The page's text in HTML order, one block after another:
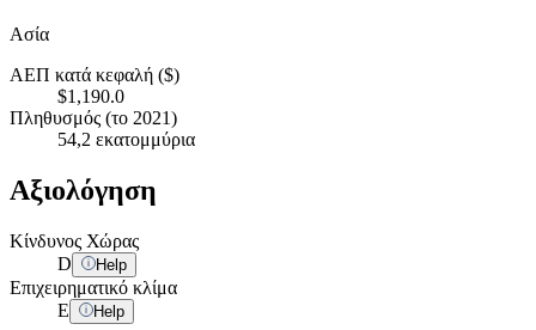
Ασία
ΑΕΠ κατά κεφαλή ($)
$1,190.0
Πληθυσμός (το 2021)
54,2 εκατομμύρια
Αξιολόγηση
Κίνδυνος Χώρας
D
Help
Επιχειρηματικό κλίμα
E
Help